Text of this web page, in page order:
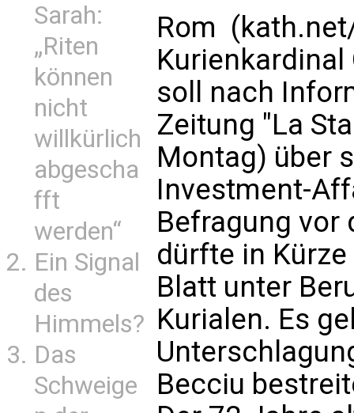
Sarah:
„Riten
können
nicht
willkürlich
abgescha
fft
werden“
Ein Signal
des
Himmels?
Das
Schweige
Rom
soll nach
Zeitung "La
Montag) über
Investment-
Befragung vor
dürfte in
Blatt unter
Kurialen. Es
Becciu